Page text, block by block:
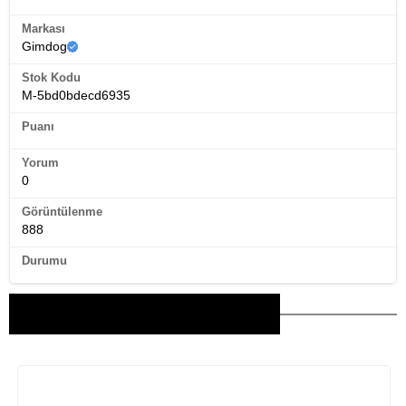
Markası
Gimdog
Stok Kodu
M-5bd0bdecd6935
Puanı
Yorum
0
Görüntülenme
888
Durumu